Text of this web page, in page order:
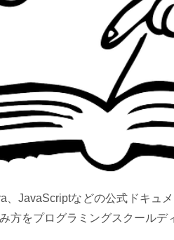
、JavaScriptなどの公式ドキュ
方をプログラミングスクールデ